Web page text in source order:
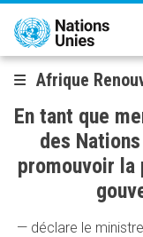
Aller au contenu
Afrique
En tant que
des
promouvoir la
— déclare le